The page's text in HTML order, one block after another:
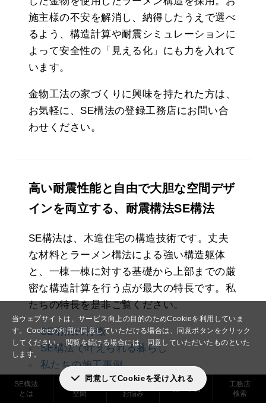
当ウェブサイトは、サービス向上の目的のためCookieを利用していま
す。 Cookieの利用に同意していただける場合は、同意ボタンをクリック
してください。 閲覧を続ける場合には、同意していただいたものといた
します。
同意してCookieを受け入れる
SE構法
とは
実現できる
空間
お悩み
施工事例
工務店
検索
施主様の不安を解消し、納得したうえで選べ
るよう、構造計算や耐震シミュレーションに
よって安全性の「見える化」にも力を入れて
います。
金物工法の家づくりに興味を持たれた方は、
お気軽に、SE構法の登録工務店にお問い合
わせください。
高い耐震性能と自由で大胆な空間デザ
インを両立する、耐震構法SE構法
SE構法は、木造住宅の構造技術です。丈夫
な材料とラーメン構法による強い構造躯体
と、一棟一棟に対する基礎から上部までの厳
密な構造計算を行う点が最大の特長です。私
たちの特長を是非ご覧ください。
SE構法の特徴
SE構法で叶えられる暮らし
私たちの施工事例
工務店検索